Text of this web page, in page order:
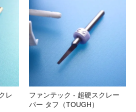
レ
ファンテック - 超硬スクレー
パー タフ（TOUGH）